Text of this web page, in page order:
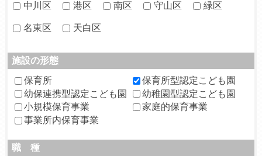
中川区 港区 南区 守山区 緑区
名東区 天白区
施設の形態
保育所
保育所型認定こども園
幼保連携型認定こども園
幼稚園型認定こども園
小規模保育事業
家庭的保育事業
事業所内保育事業
職 種